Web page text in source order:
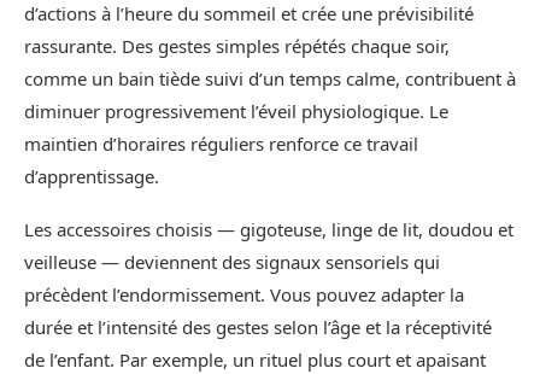
d’actions à l’heure du sommeil et crée une prévisibilité
rassurante. Des gestes simples répétés chaque soir,
comme un bain tiède suivi d’un temps calme, contribuent à
diminuer progressivement l’éveil physiologique. Le
maintien d’horaires réguliers renforce ce travail
d’apprentissage.
Les accessoires choisis — gigoteuse, linge de lit, doudou et
veilleuse — deviennent des signaux sensoriels qui
précèdent l’endormissement. Vous pouvez adapter la
durée et l’intensité des gestes selon l’âge et la réceptivité
de l’enfant. Par exemple, un rituel plus court et apaisant